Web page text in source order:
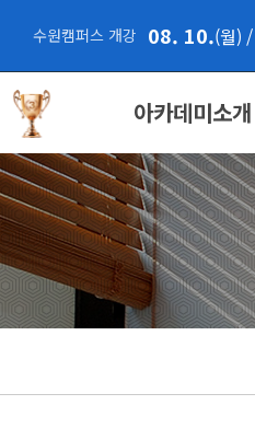
수원캠퍼스 개강 08. 10.(월) /
아카데미소개